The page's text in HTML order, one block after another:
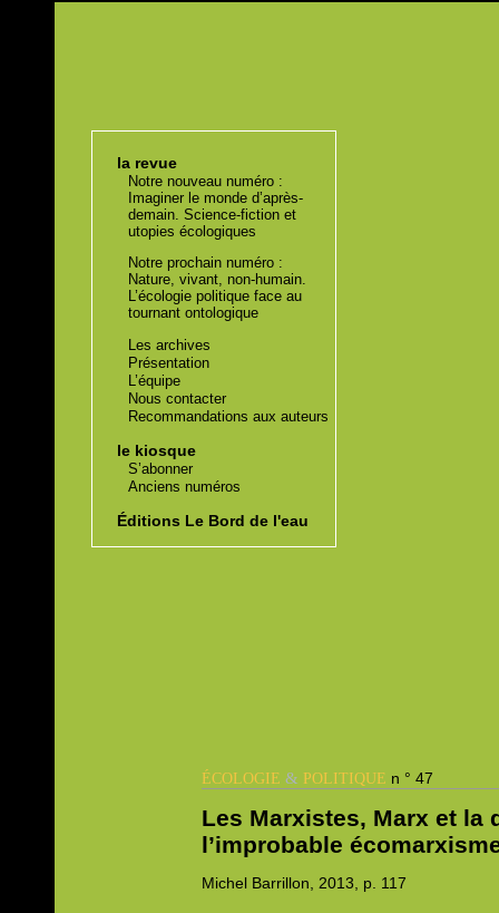
la revue
Notre nouveau numéro :
Imaginer le monde d’après-
demain. Science-fiction et
utopies écologiques
Notre prochain numéro :
Nature, vivant, non-humain.
L’écologie politique face au
tournant ontologique
Les archives
Présentation
L’équipe
Nous contacter
Recommandations aux auteurs
le kiosque
S’abonner
Anciens numéros
Éditions Le Bord de l'eau
ÉCOLOGIE& POLITIQUE n ° 47
Les Marxistes, Marx et la
l’improbable
Michel Barrillon, 2013, p. 117